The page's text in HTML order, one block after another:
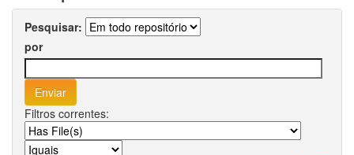
Pesquisar:
por
Filtros correntes: